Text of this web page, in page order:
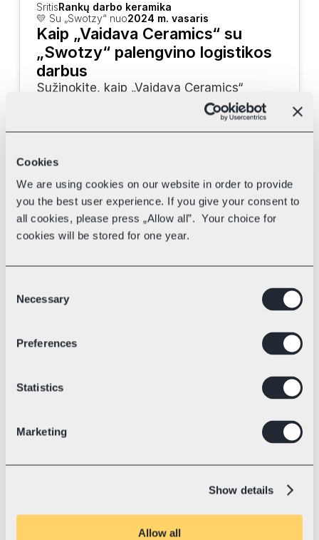
Cookies
We are using cookies on our website in order to provide
you the best user experience. If you give your consent to
all cookies, please press „Allow all”. Your choice for
cookies will be stored for one year.
Selection
Necessary
Preferences
Statistics
Marketing
Show details
Allow all
SritisRankų darbo keramika
💛 Su „Swotzy“ nuo2024 m. vasaris
Kaip „Vaidava Ceramics“ su
„Swotzy“ palengvino logistikos
darbus
Sužinokite, kaip „Vaidava Ceramics“
naudoja „Swotzy“ įrankius bei skirtingus
kurjerius savo pristatymui pagreitinti.
Elektrinių lenktyninių kartingų technologija
💛 Su „Swotzy“ nuo
rekordas ir kelias į tvarią ateitį
„Blue Shock Race“ yra tikra kartingų
pasaulio rekordus, keičia rinką iš esmės ir
37 šalis.